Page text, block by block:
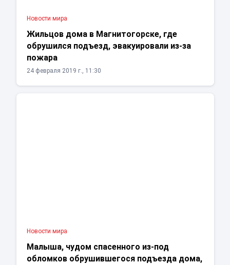
Новости мира
Жильцов дома в Магнитогорске, где
обрушился подъезд, эвакуировали из-за
пожара
24 февраля 2019 г., 11:30
Новости мира
Малыша, чудом спасенного из-под
обломков обрушившегося подъезда дома,